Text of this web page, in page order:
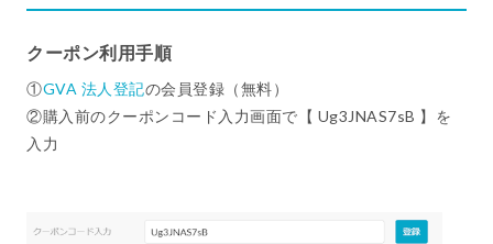
クーポン利用手順
①GVA 法人登記の会員登録（無料）
②購入前のクーポンコード入力画面で【 Ug3JNAS7sB 】を
入力